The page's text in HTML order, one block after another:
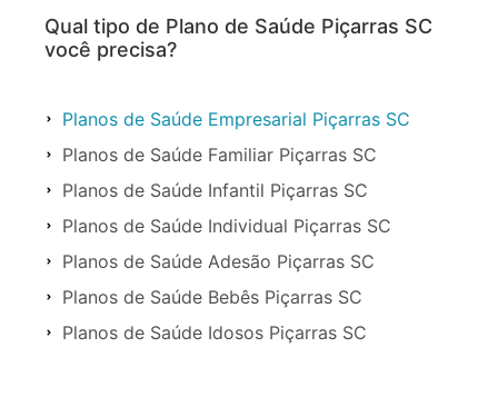
Qual tipo de Plano de Saúde Piçarras SC
você precisa?
Planos de Saúde Empresarial Piçarras SC
Planos de Saúde Familiar Piçarras SC
Planos de Saúde Infantil Piçarras SC
Planos de Saúde Individual Piçarras SC
Planos de Saúde Adesão Piçarras SC
Planos de Saúde Bebês Piçarras SC
Planos de Saúde Idosos Piçarras SC